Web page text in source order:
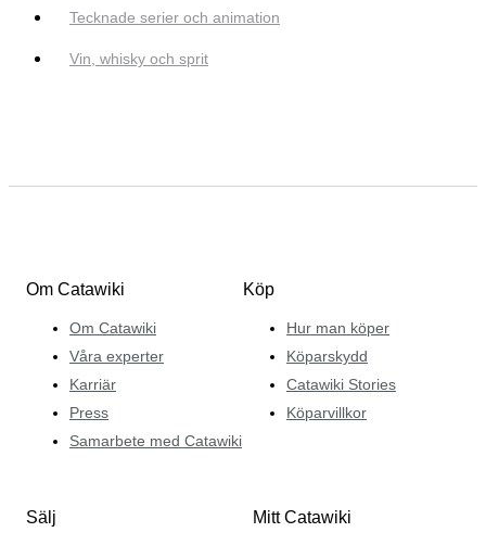
Tecknade serier och animation
Vin, whisky och sprit
Om Catawiki
Om Catawiki
Våra experter
Karriär
Press
Samarbete med Catawiki
Köp
Hur man köper
Köparskydd
Catawiki Stories
Köparvillkor
Sälj Mitt Catawiki